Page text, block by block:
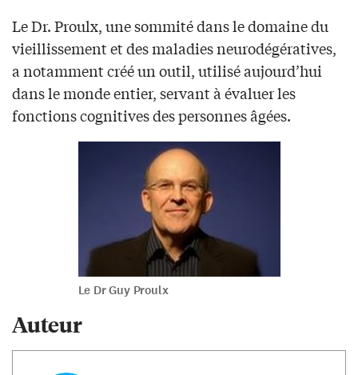
Le Dr. Proulx, une sommité dans le domaine du
vieillissement et des maladies neurodégératives,
a notamment créé un outil, utilisé aujourd’hui
dans le monde entier, servant à évaluer les
fonctions cognitives des personnes âgées.
Le Dr Guy Proulx
Auteur